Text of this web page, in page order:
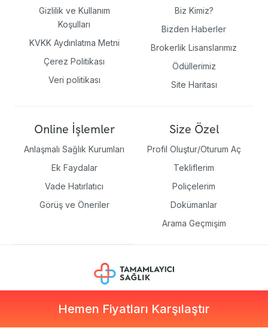
Gizlilik ve Kullanım
Koşulları
KVKK Aydınlatma Metni
Çerez Politikası
Veri politikası
Biz Kimiz?
Bizden Haberler
Brokerlik Lisanslarımız
Ödüllerimiz
Site Haritası
Online İşlemler
Anlaşmalı Sağlık Kurumları
Ek Faydalar
Vade Hatırlatıcı
Görüş ve Öneriler
Size Özel
Profil Oluştur/Oturum Aç
Tekliflerim
Poliçelerim
Dokümanlar
Arama Geçmişim
Hemen Fiyatları Karşılaştır